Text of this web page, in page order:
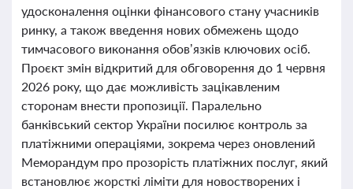
удосконалення оцінки фінансового стану учасників
ринку, а також введення нових обмежень щодо
тимчасового виконання обов’язків ключових осіб.
Проєкт змін відкритий для обговорення до 1 червня
2026 року, що дає можливість зацікавленим
сторонам внести пропозиції. Паралельно
банківський сектор України посилює контроль за
платіжними операціями, зокрема через оновлений
Меморандум про прозорість платіжних послуг, який
встановлює жорсткі ліміти для новостворених і